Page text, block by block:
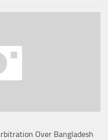
Over Bangladesh